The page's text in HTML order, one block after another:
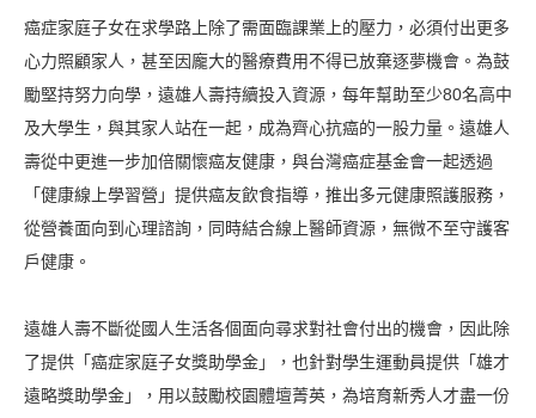
癌症家庭子女在求學路上除了需面臨課業上的壓力，必須付出更多
心力照顧家人，甚至因龐大的醫療費用不得已放棄逐夢機會。為鼓
勵堅持努力向學，遠雄人壽持續投入資源，每年幫助至少80名高中
及大學生，與其家人站在一起，成為齊心抗癌的一股力量。遠雄人
壽從中更進一步加倍關懷癌友健康，與台灣癌症基金會一起透過
「健康線上學習營」提供癌友飲食指導，推出多元健康照護服務，
從營養面向到心理諮詢，同時結合線上醫師資源，無微不至守護客
戶健康。
遠雄人壽不斷從國人生活各個面向尋求對社會付出的機會，因此除
了提供「癌症家庭子女獎助學金」，也針對學生運動員提供「雄才
遠略獎助學金」，用以鼓勵校園體壇菁英，為培育新秀人才盡一份